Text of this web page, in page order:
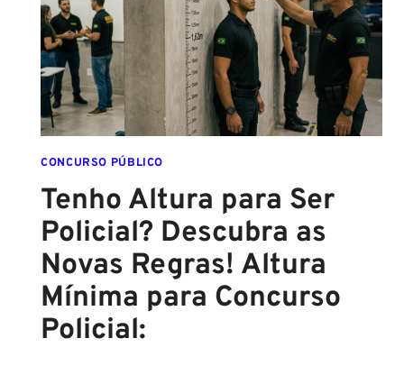
FINAL
DESTE
ANO!
CONCURSO PÚBLICO
Tenho Altura para Ser
Policial? Descubra as
Novas Regras! Altura
Mínima para Concurso
Policial: